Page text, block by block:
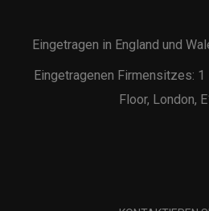
Eingetragen in England und
Eingetragenen Firmensitzes: 1
Floor, London,